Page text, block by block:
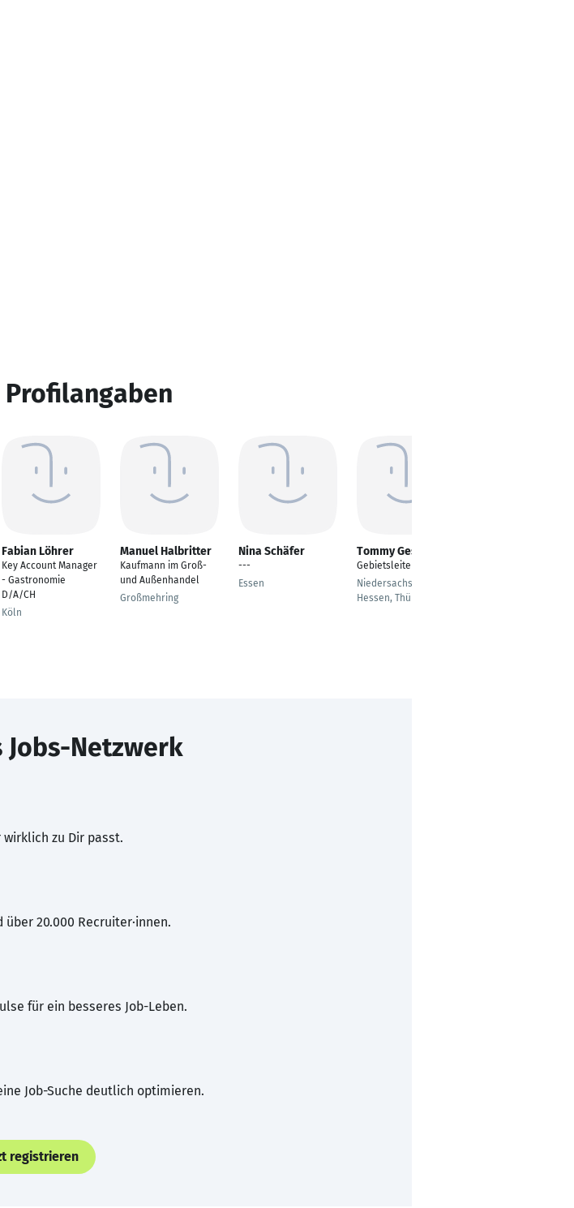
Fabian Löhrer
Key Account Manager
- Gastronomie
D/A/CH
Köln
Manuel Halbritter
Kaufmann im Groß-
und Außenhandel
Großmehring
Nina Schäfer
---
Essen
Tommy Gesche
Gebietsleiter(GL)
Niedersachsen,
Hessen, Thüringen
Jobs-Netzwerk
wirklich zu Dir passt.
20.000 Recruiter·innen.
für ein besseres Job-Leben.
Job-Suche deutlich optimieren.
registrieren